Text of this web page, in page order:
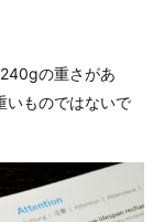
の重さがあ
いものではないで